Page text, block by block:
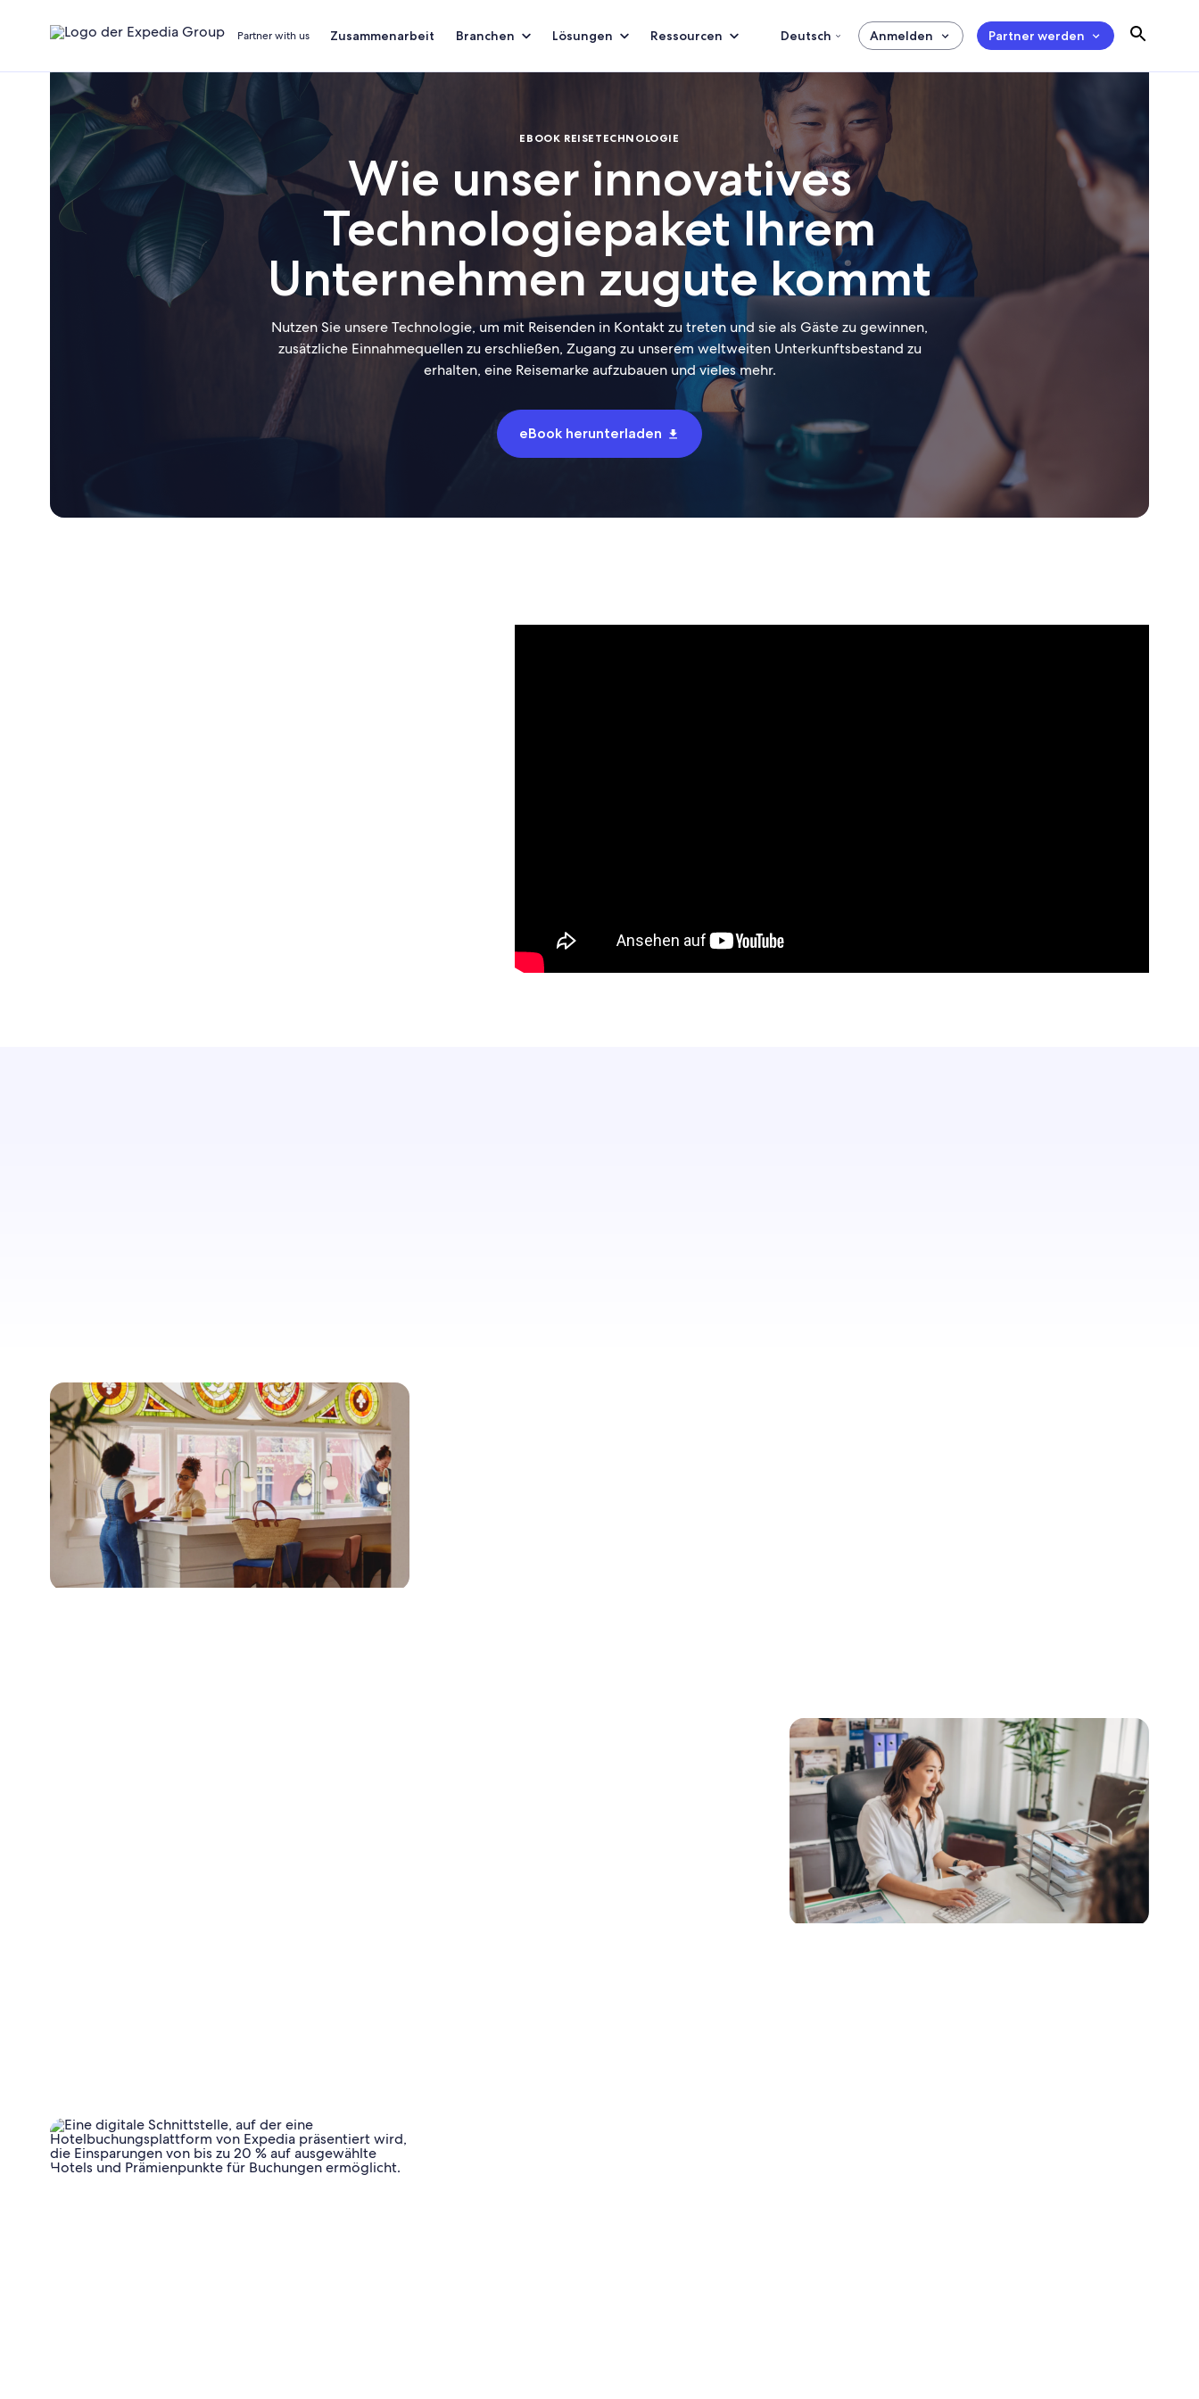
Partner with us Zusammenarbeit Branchen Lösungen Ressourcen Deutsch Anmelden Partner werden
EBOOK REISETECHNOLOGIE
Wie unser innovatives
Technologiepaket Ihrem
Unternehmen zugute kommt
Nutzen Sie unsere Technologie, um mit Reisenden in Kontakt zu treten und sie als Gäste zu gewinnen,
zusätzliche Einnahmequellen zu erschließen, Zugang zu unserem weltweiten Unterkunftsbestand zu
erhalten, eine Reisemarke aufzubauen und vieles mehr.
eBook herunterladen